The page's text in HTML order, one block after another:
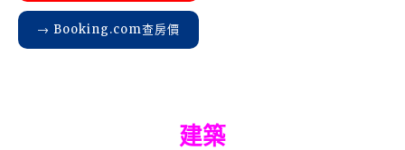
→ Booking.com查房價
建築